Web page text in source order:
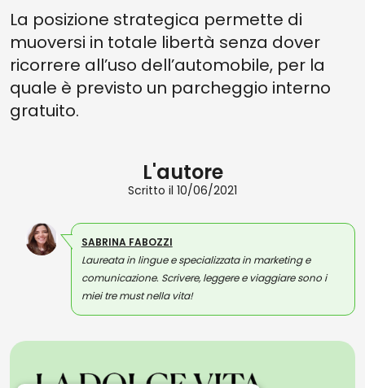
La posizione strategica permette di
muoversi in totale libertà senza dover
ricorrere all’uso dell’automobile, per la
quale è previsto un parcheggio interno
gratuito.
L'autore
Scritto il 10/06/2021
SABRINA FABOZZI
Laureata in lingue e specializzata in marketing e
comunicazione. Scrivere, leggere e viaggiare sono i
miei tre must nella vita!